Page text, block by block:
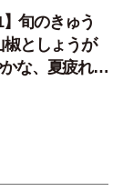
】旬のきゅう
椒としょうが
な、夏疲れを